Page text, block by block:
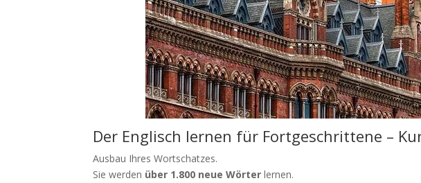
Der Englisch lernen für Fortgeschrittene –
Ausbau Ihres Wortschatzes.
Sie werden über 1.800 neue Wörter lernen.